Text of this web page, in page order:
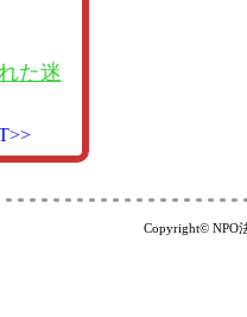
た迷
Copyright© NPO